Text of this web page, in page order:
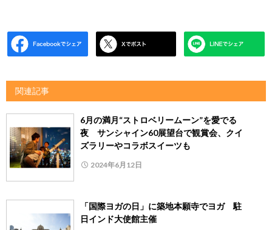
関連記事
6月の満月“ストロベリームーン”を愛でる
夜 サンシャイン60展望台で観賞会、クイ
ズラリーやコラボスイーツも
2024年6月12日
「国際ヨガの日」に築地本願寺でヨガ 駐
日インド大使館主催